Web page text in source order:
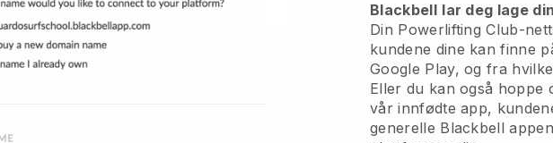
Blackbell lar deg lage
Din Powerlifting Club-
kundene dine kan finne
Google Play, og fra
Eller du kan også hoppe
vår innfødte app,
generelle Blackbell